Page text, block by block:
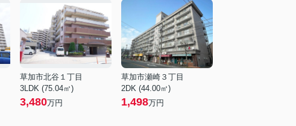
草加市北谷１丁目
3LDK (75.04㎡)
3,480万円
草加市瀬崎３丁目
2DK (44.00㎡)
1,498万円